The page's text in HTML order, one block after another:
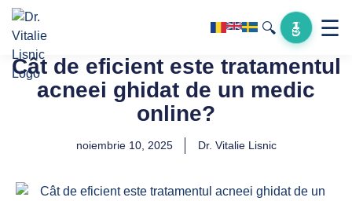
🔍 ☰
Cât de eficient este tratamentul
acneei ghidat de un medic
online?
noiembrie 10, 2025 Dr. Vitalie Lisnic